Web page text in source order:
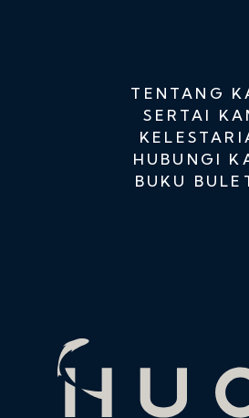
TENTANG
SERTAI
HUBUNGI
BUKU